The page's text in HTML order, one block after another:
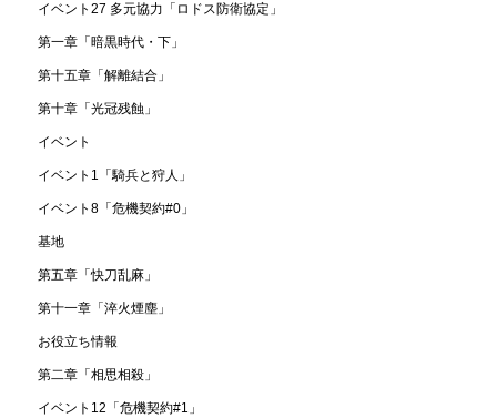
イベント27 多元協力「ロドス防衛協定」
第一章「暗黒時代・下」
第十五章「解離結合」
第十章「光冠残蝕」
イベント
イベント1「騎兵と狩人」
イベント8「危機契約#0」
基地
第五章「快刀乱麻」
第十一章「淬火煙塵」
お役立ち情報
第二章「相思相殺」
イベント12「危機契約#1」